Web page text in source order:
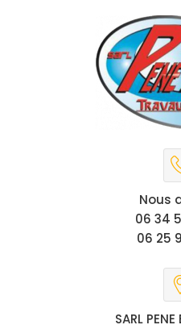
Nous
06 34
06 25
SARL